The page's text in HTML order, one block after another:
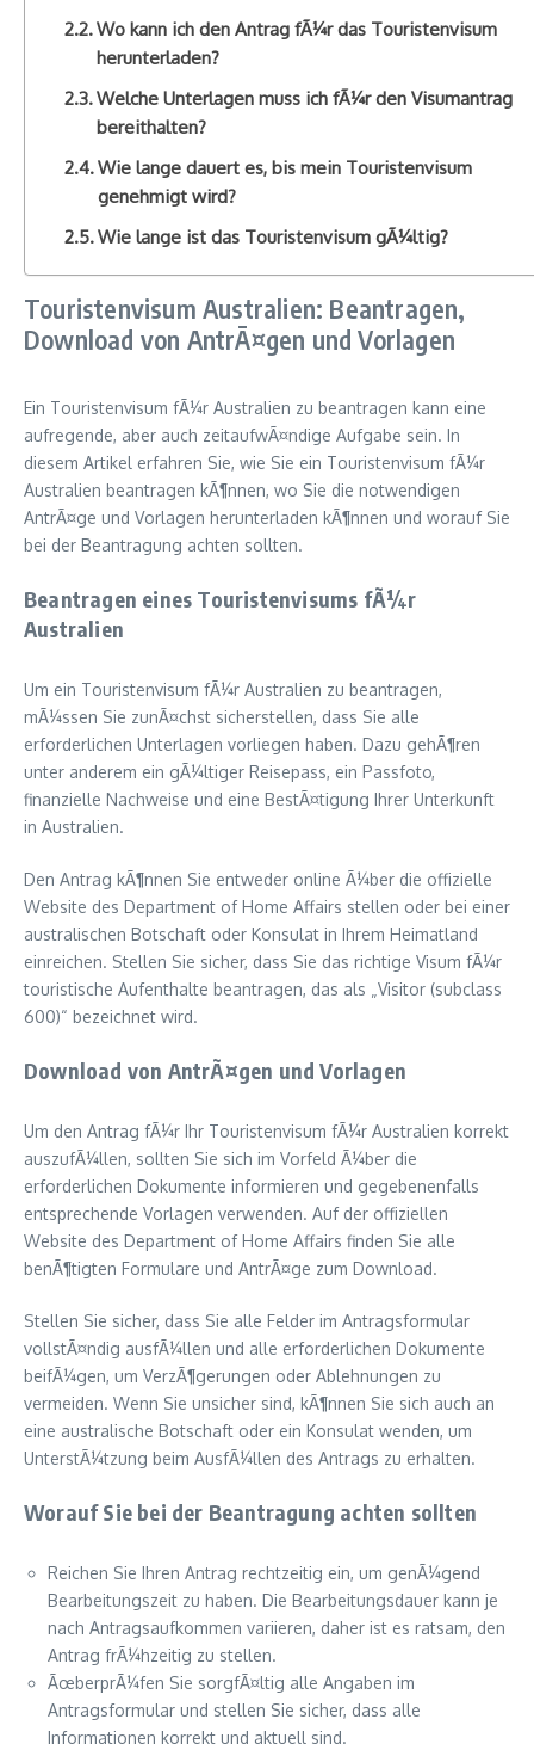
Wo kann ich den Antrag fÃ¼r das Touristenvisum
herunterladen?
Welche Unterlagen muss ich fÃ¼r den Visumantrag
bereithalten?
Wie lange dauert es, bis mein Touristenvisum
genehmigt wird?
Wie lange ist das Touristenvisum gÃ¼ltig?
Touristenvisum Australien: Beantragen,
Download von AntrÃ¤gen und Vorlagen
Ein Touristenvisum fÃ¼r Australien zu beantragen kann eine
aufregende, aber auch zeitaufwÃ¤ndige Aufgabe sein. In
diesem Artikel erfahren Sie, wie Sie ein Touristenvisum fÃ¼r
Australien beantragen kÃ¶nnen, wo Sie die notwendigen
AntrÃ¤ge und Vorlagen herunterladen kÃ¶nnen und worauf Sie
bei der Beantragung achten sollten.
Beantragen eines Touristenvisums fÃ¼r
Australien
Um ein Touristenvisum fÃ¼r Australien zu beantragen,
mÃ¼ssen Sie zunÃ¤chst sicherstellen, dass Sie alle
erforderlichen Unterlagen vorliegen haben. Dazu gehÃ¶ren
unter anderem ein gÃ¼ltiger Reisepass, ein Passfoto,
finanzielle Nachweise und eine BestÃ¤tigung Ihrer Unterkunft
in Australien.
Den Antrag kÃ¶nnen Sie entweder online Ã¼ber die offizielle
Website des Department of Home Affairs stellen oder bei einer
australischen Botschaft oder Konsulat in Ihrem Heimatland
einreichen. Stellen Sie sicher, dass Sie das richtige Visum fÃ¼r
touristische Aufenthalte beantragen, das als „Visitor (subclass
600)“ bezeichnet wird.
Download von AntrÃ¤gen und Vorlagen
Um den Antrag fÃ¼r Ihr Touristenvisum fÃ¼r Australien korrekt
auszufÃ¼llen, sollten Sie sich im Vorfeld Ã¼ber die
erforderlichen Dokumente informieren und gegebenenfalls
entsprechende Vorlagen verwenden. Auf der offiziellen
Website des Department of Home Affairs finden Sie alle
benÃ¶tigten Formulare und AntrÃ¤ge zum Download.
Stellen Sie sicher, dass Sie alle Felder im Antragsformular
vollstÃ¤ndig ausfÃ¼llen und alle erforderlichen Dokumente
beifÃ¼gen, um VerzÃ¶gerungen oder Ablehnungen zu
vermeiden. Wenn Sie unsicher sind, kÃ¶nnen Sie sich auch an
eine australische Botschaft oder ein Konsulat wenden, um
UnterstÃ¼tzung beim AusfÃ¼llen des Antrags zu erhalten.
Worauf Sie bei der Beantragung achten sollten
Reichen Sie Ihren Antrag rechtzeitig ein, um genÃ¼gend
Bearbeitungszeit zu haben. Die Bearbeitungsdauer kann je
nach Antragsaufkommen variieren, daher ist es ratsam, den
Antrag frÃ¼hzeitig zu stellen.
ÃœberprÃ¼fen Sie sorgfÃ¤ltig alle Angaben im
Antragsformular und stellen Sie sicher, dass alle
Informationen korrekt und aktuell sind.